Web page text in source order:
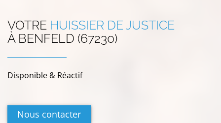
VOTRE HUISSIER DE JUSTICE
À BENFELD (67230)
Disponible & Réactif
Nous contacter